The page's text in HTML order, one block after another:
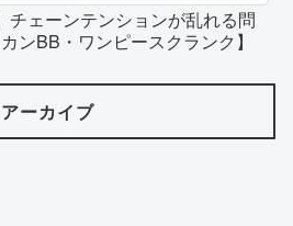
チェーンテンションが乱れる問
ンBB・ワンピースクランク】
アーカイブ